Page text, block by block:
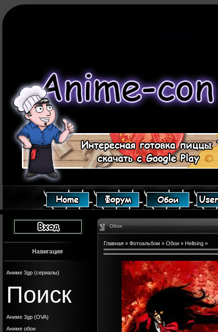
Навигация
Аниме 3gp (сериалы)
Поиск
Аниме 3gp (OVA)
Аниме обои
Обои
Главная » Фотоальбом » Обои » Hellsing »